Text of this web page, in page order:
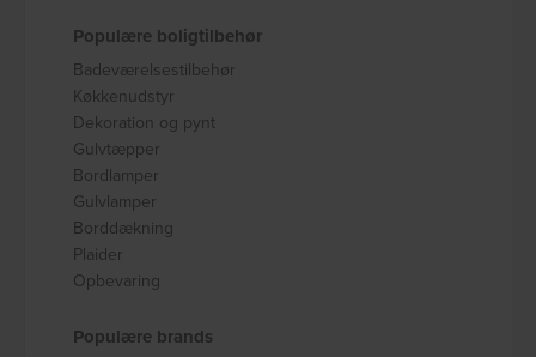
Populære boligtilbehør
Badeværelsestilbehør
Køkkenudstyr
Dekoration og pynt
Gulvtæpper
Bordlamper
Gulvlamper
Borddækning
Plaider
Opbevaring
Populære brands